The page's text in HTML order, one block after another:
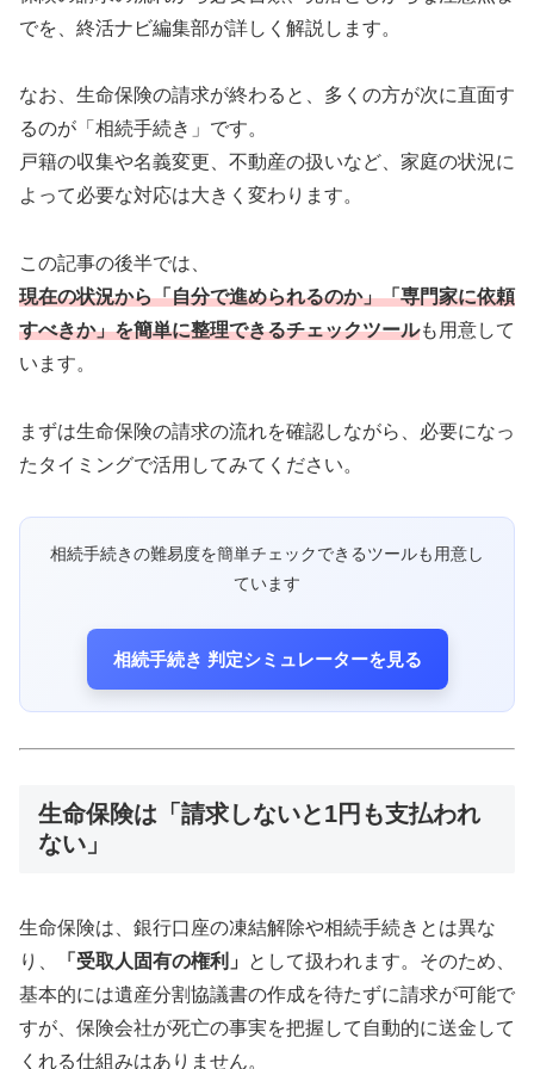
でを、終活ナビ編集部が詳しく解説します。
なお、生命保険の請求が終わると、多くの方が次に直面す
るのが「相続手続き」です。
戸籍の収集や名義変更、不動産の扱いなど、家庭の状況に
よって必要な対応は大きく変わります。
この記事の後半では、
現在の状況から「自分で進められるのか」「専門家に依頼
すべきか」を簡単に整理できるチェックツールも用意して
います。
まずは生命保険の請求の流れを確認しながら、必要になっ
たタイミングで活用してみてください。
相続手続きの難易度を簡単チェックできるツールも用意し
ています
相続手続き 判定シミュレーターを見る
生命保険は「請求しないと1円も支払われ
ない」
生命保険は、銀行口座の凍結解除や相続手続きとは異な
り、
「受取人固有の権利」
として扱われます。そのため、
基本的には遺産分割協議書の作成を待たずに請求が可能で
すが、保険会社が死亡の事実を把握して自動的に送金して
くれる仕組みはありません。